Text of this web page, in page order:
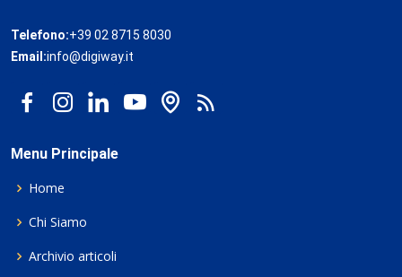
Telefono:+39 02 8715 8030
Email:info@digiway.it
Menu Principale
Home
Chi Siamo
Archivio articoli